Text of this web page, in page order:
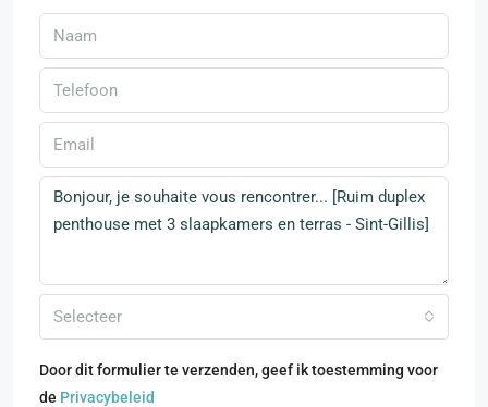
Selecteer
Door dit formulier te verzenden, geef ik toestemming voor
de Privacybeleid